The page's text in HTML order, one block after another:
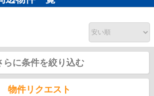
らに条件を絞り込む
物件リクエスト